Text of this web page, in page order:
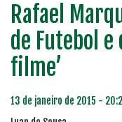
Rafael
de Futebol e
filme’
13 de janeiro de 2015 -